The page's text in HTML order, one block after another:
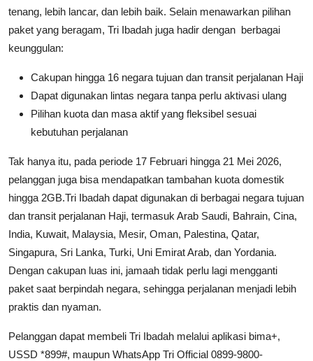
tenang, lebih lancar, dan lebih baik. Selain menawarkan pilihan
paket yang beragam, Tri Ibadah juga hadir dengan berbagai
keunggulan:
Cakupan hingga 16 negara tujuan dan transit perjalanan Haji
Dapat digunakan lintas negara tanpa perlu aktivasi ulang
Pilihan kuota dan masa aktif yang fleksibel sesuai
kebutuhan perjalanan
Tak hanya itu, pada periode 17 Februari hingga 21 Mei 2026,
pelanggan juga bisa mendapatkan tambahan kuota domestik
hingga 2GB.Tri Ibadah dapat digunakan di berbagai negara tujuan
dan transit perjalanan Haji, termasuk Arab Saudi, Bahrain, Cina,
India, Kuwait, Malaysia, Mesir, Oman, Palestina, Qatar,
Singapura, Sri Lanka, Turki, Uni Emirat Arab, dan Yordania.
Dengan cakupan luas ini, jamaah tidak perlu lagi mengganti
paket saat berpindah negara, sehingga perjalanan menjadi lebih
praktis dan nyaman.
Pelanggan dapat membeli Tri Ibadah melalui aplikasi bima+,
USSD *899#, maupun WhatsApp Tri Official 0899-9800-